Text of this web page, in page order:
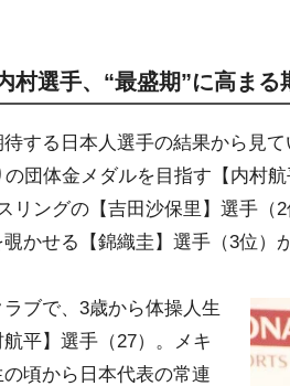
村選手、“最盛期”に高まる
する日本人選手の結果から見
団体金メダルを目指す【内村航
リングの【吉田沙保里】選手（
かせる【錦織圭】選手（3位）
ブで、3歳から体操人生
平】選手（27）。メキ
頃から日本代表の常連